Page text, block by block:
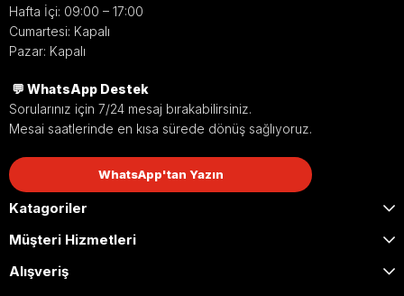
Hafta İçi: 09:00 – 17:00
Cumartesi: Kapalı
Pazar: Kapalı
💬 WhatsApp Destek
Sorularınız için 7/24 mesaj bırakabilirsiniz.
Mesai saatlerinde en kısa sürede dönüş sağlıyoruz.
WhatsApp'tan Yazın
Katagoriler
Müşteri Hizmetleri
Alışveriş